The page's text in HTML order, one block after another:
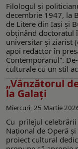
Filologul și
decembrie 1947, la
de Litere din Iași și
obținând doctoratul
universitar şi ziarist
apoi redactor în
Contemporanul”.
culturale cu un stil
„Vânzătorul
la Galați
Miercuri, 25 Martie
Cu prilejul celebrării
Național de Operă și
proiect cultural